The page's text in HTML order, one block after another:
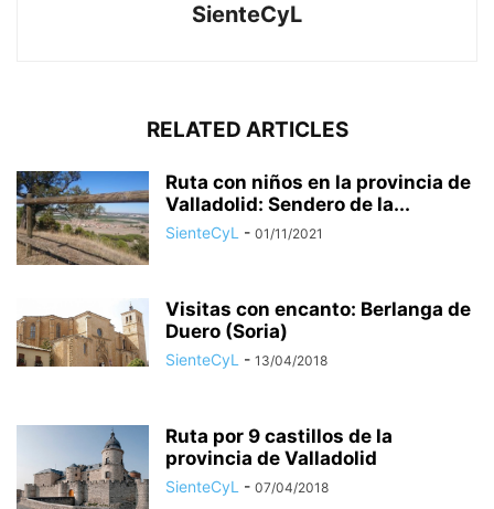
SienteCyL
RELATED ARTICLES
Ruta con niños en la provincia de
Valladolid: Sendero de la...
SienteCyL - 01/11/2021
Visitas con encanto: Berlanga de
Duero (Soria)
SienteCyL - 13/04/2018
Ruta por 9 castillos de la
provincia de Valladolid
SienteCyL - 07/04/2018